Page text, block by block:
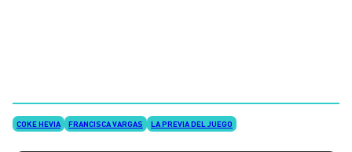
COKE HEVIA FRANCISCA VARGAS LA PREVIA DEL JUEGO